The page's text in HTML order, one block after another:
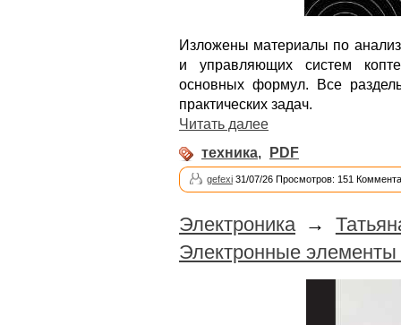
Изложены материалы по
и управляющих систем
основных формул. Все
практических задач.
Читать далее
техника, PDF
gefexi 31/07/26 Просмотров: 151
Электроника→
Электронные элементы